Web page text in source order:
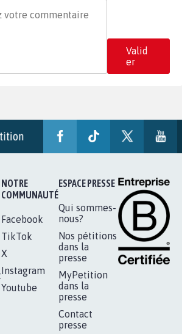
Valid
er
NOTRE
COMMUNAUTÉ
Facebook
TikTok
X
Instagram
Youtube
ESPACE PRESSE
Qui sommes-
nous?
Nos pétitions
dans la
presse
MyPetition
dans la
presse
Contact
presse